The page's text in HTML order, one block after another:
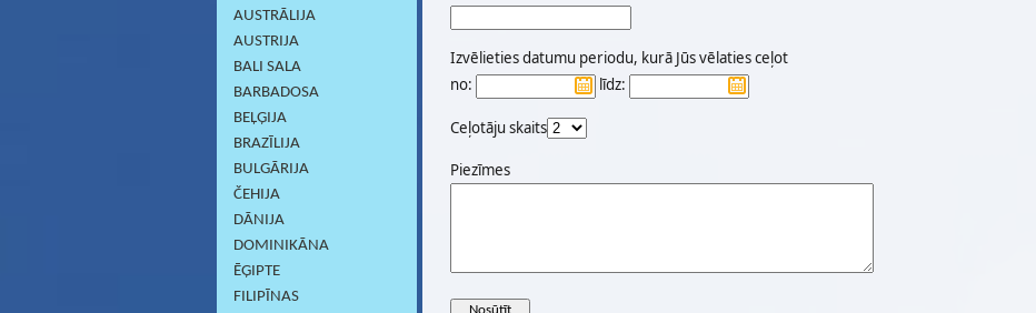
AUSTRĀLIJA
AUSTRIJA
BALI SALA
BARBADOSA
BEĻĢIJA
BRAZĪLIJA
BULGĀRIJA
ČEHIJA
DĀNIJA
DOMINIKĀNA
ĒĢIPTE
FILIPĪNAS
Izvēlieties datumu periodu, kurā Jūs vēlaties ceļot
no:
līdz:
Ceļotāju skaits
Piezīmes